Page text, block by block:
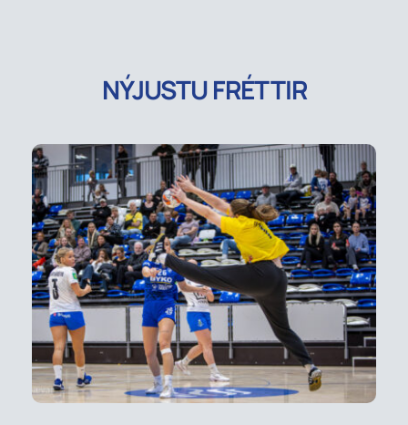
NÝJUSTU FRÉTTIR